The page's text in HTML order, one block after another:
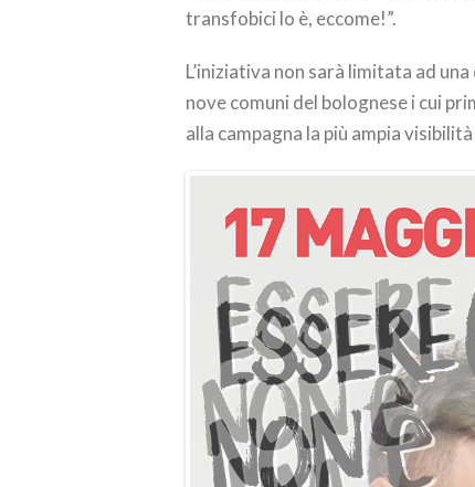
transfobici lo è, eccome!”.
L’iniziativa non sarà limitata ad
nove comuni del bolognese i cui
alla campagna la più ampia visibilità